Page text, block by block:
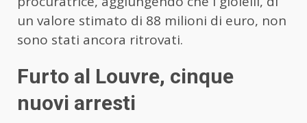
un valore stimato di 88 milioni di euro, non
sono stati ancora ritrovati.
Furto al Louvre, cinque
nuovi arresti